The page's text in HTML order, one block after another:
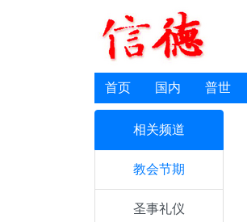
首页 国内 普世
相关频道
教会节期
圣事礼仪